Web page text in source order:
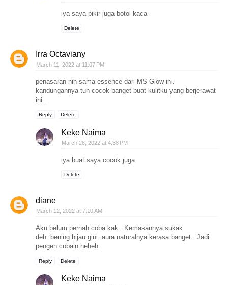
iya saya pikir juga botol kaca
Delete
Irra Octaviany
March 11, 2022 at 11:07 PM
penasaran nih sama essence dari MS Glow ini.
kandungannya tuh cocok banget buat kulitku yang berjerawat
ini..
Reply Delete
Keke Naima
March 28, 2022 at 4:38 PM
iya buat saya cocok juga
Delete
diane
March 12, 2022 at 7:10 AM
Aku belum pernah coba kak.. Kemasannya sukak
deh..bening hijau gini..aura naturalnya kerasa banget.. Jadi
pengen cobain heheh
Reply Delete
Keke Naima